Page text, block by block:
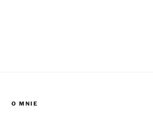
O MNIE